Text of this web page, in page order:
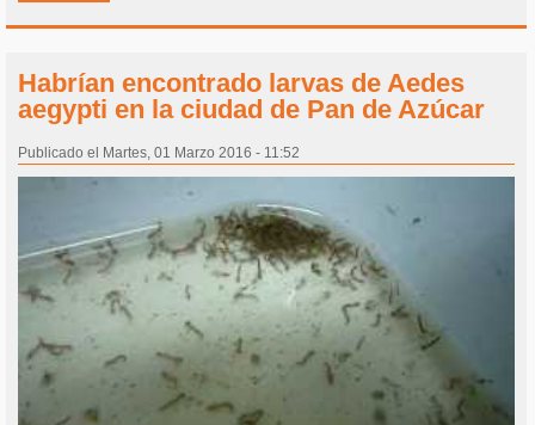
Habrían encontrado larvas de Aedes
aegypti en la ciudad de Pan de Azúcar
Publicado el Martes, 01 Marzo 2016 - 11:52